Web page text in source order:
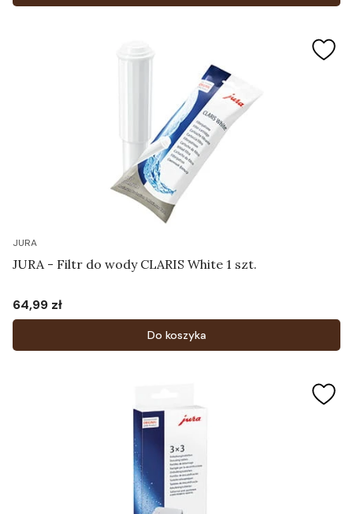
JURA
JURA - Filtr do wody CLARIS White 1 szt.
Cena
64,99 zł
Do koszyka